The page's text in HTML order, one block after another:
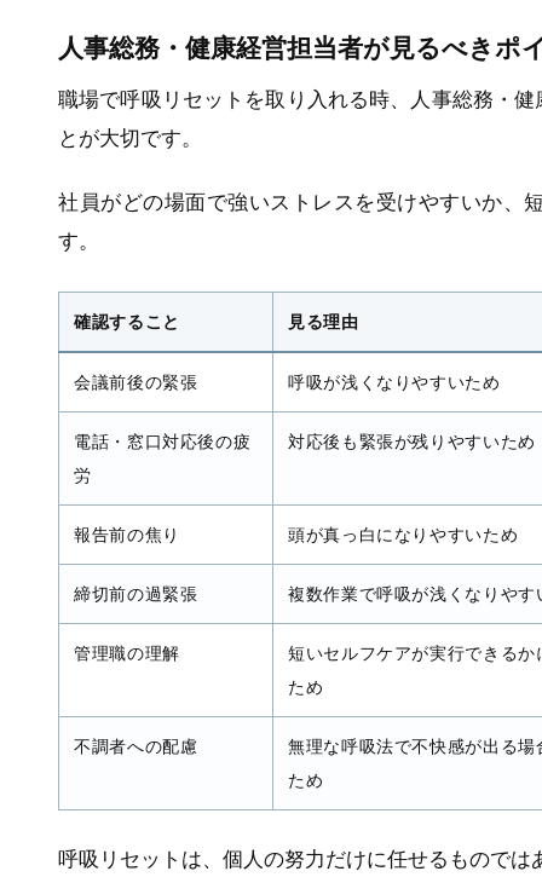
人事総務・健康経営担当者が見るべきポ
職場で呼吸リセットを取り入れる時、人事総務・
とが大切です。
社員がどの場面で強いストレスを受けやすいか、
す。
確認すること 見る理由
会議前後の緊張 呼吸が浅くなりやすいため
電話・窓口対応後の疲
労
対応後も緊張が残りやすいため
報告前の焦り 頭が真っ白になりやすいため
締切前の過緊張 複数作業で呼吸が浅くなりやす
管理職の理解
短いセルフケアが実行できるか
ため
不調者への配慮
無理な呼吸法で不快感が出る場
ため
呼吸リセットは、個人の努力だけに任せるものでは